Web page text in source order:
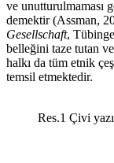
ve unutturulmaması
demektir (Assman,
Gesellschaft,
belleğini taze tutan
halkı da tüm etnik
temsil etmektedir.
Res.1 Çivi